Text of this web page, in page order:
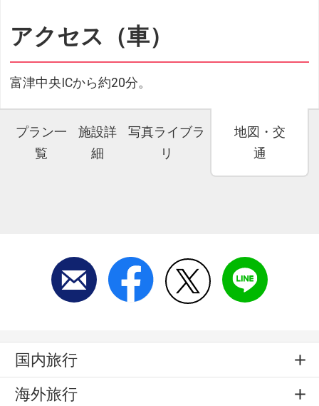
アクセス（車）
富津中央ICから約20分。
プラン一
覧
施設詳
細
写真ライブラ
リ
地図・交
通
国内旅行
海外旅行